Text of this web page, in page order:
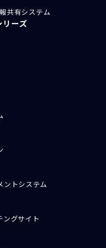
共有システム
ーズ
ントシステム
ングサイト